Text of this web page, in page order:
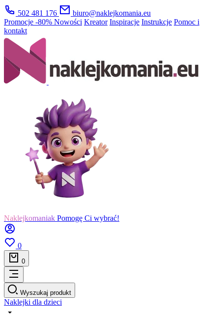
502 481 176
biuro@naklejkomania.eu
Promocje -80% Nowości Kreator Inspiracje Instrukcje Pomoc i
kontakt
Naklejkomaniak Pomogę Ci wybrać!
0
0
Wyszukaj produkt
Naklejki dla dzieci